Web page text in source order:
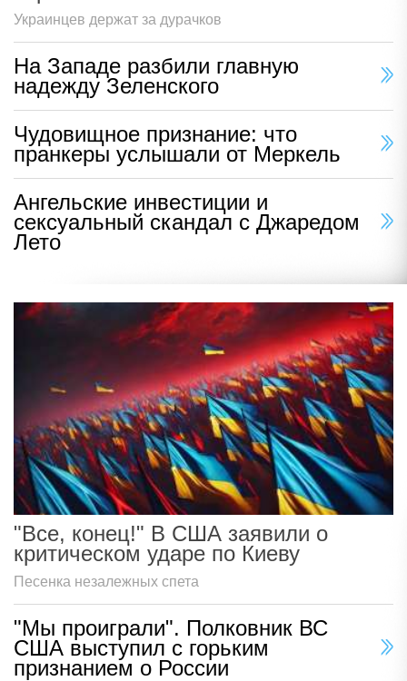
Украинцев держат за дурачков
На Западе разбили главную
надежду Зеленского
Чудовищное признание: что
пранкеры услышали от Меркель
Ангельские инвестиции и
сексуальный скандал с Джаредом
Лето
"Все, конец!" В США заявили о
критическом ударе по Киеву
Песенка незалежных спета
"Мы проиграли". Полковник ВС
США выступил с горьким
признанием о России